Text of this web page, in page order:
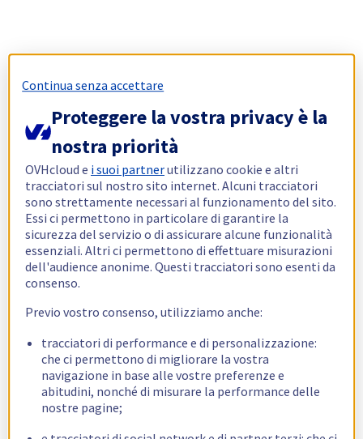
Continua senza accettare
Proteggere la vostra privacy è la
nostra priorità
OVHcloud e i suoi partnerutilizzano cookie e altri
tracciatori sul nostro sito internet. Alcuni tracciatori
sono strettamente necessari al funzionamento del sito.
Essi ci permettono in particolare di garantire la
sicurezza del servizio o di assicurare alcune funzionalità
essenziali. Altri ci permettono di effettuare misurazioni
dell'audience anonime. Questi tracciatori sono esenti da
consenso.
Previo vostro consenso, utilizziamo anche:
tracciatori di performance e di personalizzazione:
che ci permettono di migliorare la vostra
navigazione in base alle vostre preferenze e
abitudini, nonché di misurare la performance delle
nostre pagine;